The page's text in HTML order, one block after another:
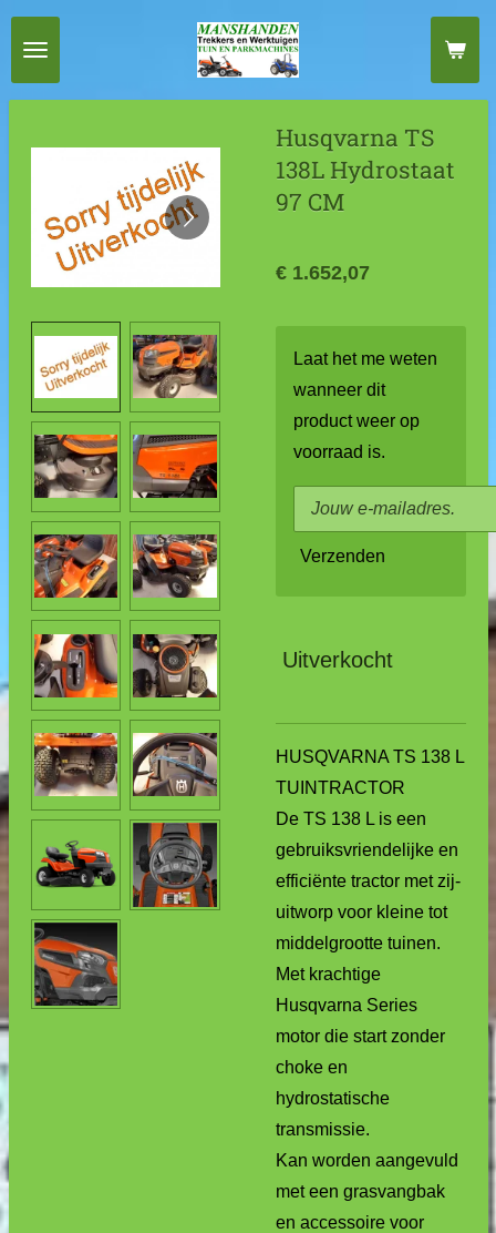
Ga
direct
naar
hoofdinhoud
Husqvarna TS
138L Hydrostaat
97 CM
€ 1.652,07
Laat het me weten
wanneer dit
product weer op
voorraad is.
Verzenden
Uitverkocht
HUSQVARNA TS 138 L
TUINTRACTOR
De TS 138 L is een
gebruiksvriendelijke en
efficiënte tractor met zij-
uitworp voor kleine tot
middelgrootte tuinen.
Met krachtige
Husqvarna Series
motor die start zonder
choke en
hydrostatische
transmissie.
Kan worden aangevuld
met een grasvangbak
en accessoire voor